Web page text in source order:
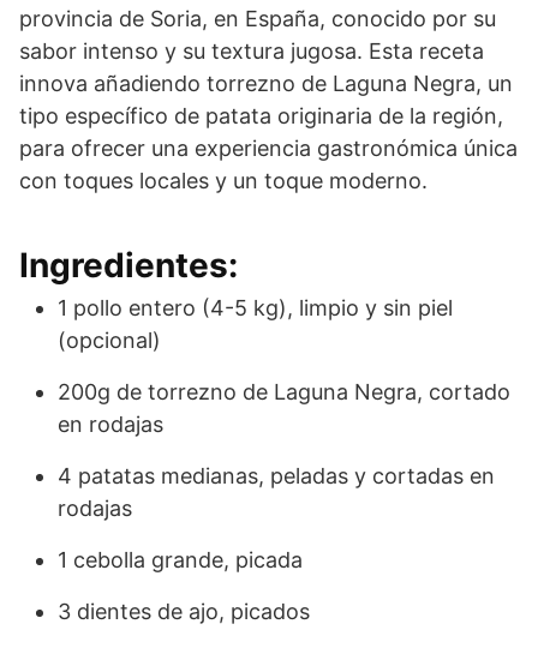
provincia de Soria, en España, conocido por su
sabor intenso y su textura jugosa. Esta receta
innova añadiendo torrezno de Laguna Negra, un
tipo específico de patata originaria de la región,
para ofrecer una experiencia gastronómica única
con toques locales y un toque moderno.
Ingredientes:
1 pollo entero (4-5 kg), limpio y sin piel
(opcional)
200g de torrezno de Laguna Negra, cortado
en rodajas
4 patatas medianas, peladas y cortadas en
rodajas
1 cebolla grande, picada
3 dientes de ajo, picados